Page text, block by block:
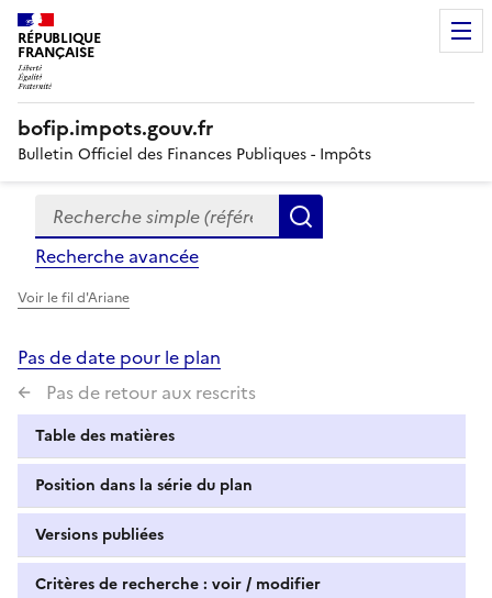
RÉPUBLIQUE
FRANÇAISE
bofip.impots.gouv.fr
Bulletin Officiel des Finances Publiques - Impôts
Formulaire
de
recherche
Recherche simple (références, mots clés, partie du
Recherche avancée
Voir le fil d'Ariane
Pas de date pour le plan
Pas de retour aux rescrits
Table des matières
Position dans la série du plan
Versions publiées
Critères de recherche : voir / modifier